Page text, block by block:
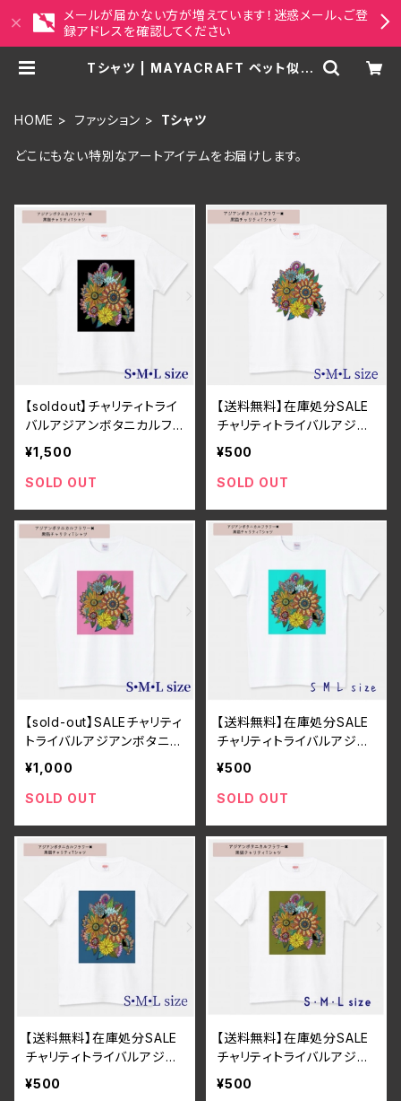
メールが届かない方が増えています！迷惑メール、ご登
録アドレスを確認してください
Tシャツ | MAYACRAFT ペット似顔
HOME
ファッション Tシャツ
どこにもない特別なアートアイテムをお届けします。
【soldout】チャリティトライ
バルアジアンボタニカルフラ
ワー×黒猫Tシャツ ホワイ
ト・ユニセックス・コットン・
大きめ
¥1,500
SOLD OUT
【送料無料】在庫処分SALE
チャリティトライバルアジア
ンボタニカルフラワー×黒猫
ックス・コットン・大きめ
¥500
SOLD OUT
【sold-out】SALEチャリティ
トライバルアジアンボタニカ
ルフラワー×黒猫Tシャツ
ピンク・ユニセックス・コット
ン・大きめ
¥1,000
SOLD OUT
【送料無料】在庫処分SALE
チャリティトライバルアジア
ンボタニカルフラワー×黒猫
セックス・コットン・大きめ
¥500
SOLD OUT
【送料無料】在庫処分SALE
チャリティトライバルアジア
ンボタニカルフラワー×黒猫
¥500
【送料無料】在庫処分SALE
チャリティトライバルアジア
ンボタニカルフラワー×黒猫
¥500